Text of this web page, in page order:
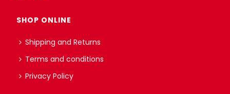
SHOP ONLINE
Shipping and Returns
Terms and conditions
Privacy Policy